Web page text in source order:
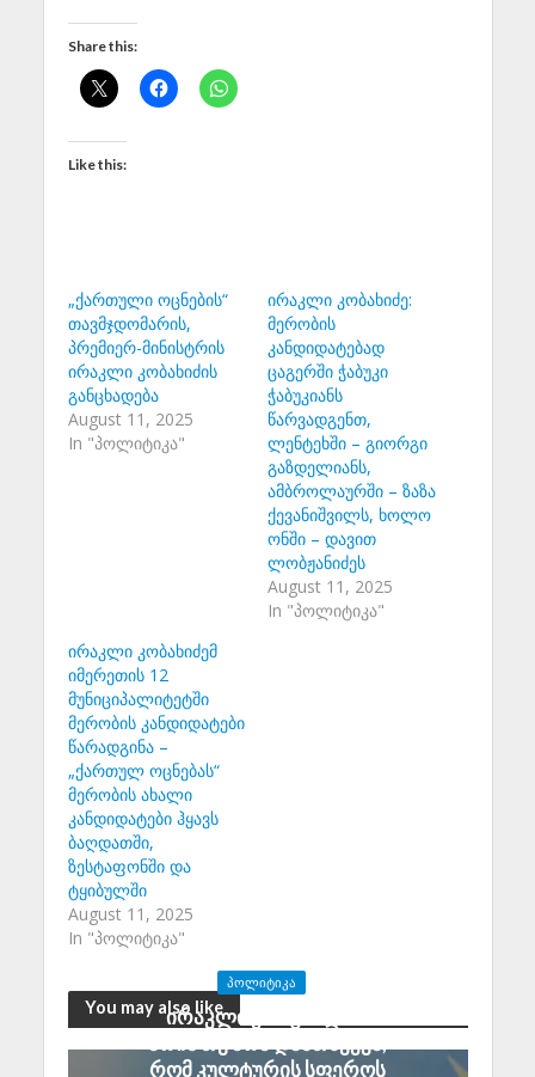
Share this:
Like this:
„ქართული ოცნების“
თავმჯდომარის,
პრემიერ-მინისტრის
ირაკლი კობახიძის
განცხადება
August 11, 2025
In "პოლიტიკა"
ირაკლი კობახიძე:
მერობის
კანდიდატებად
ცაგერში ჭაბუკი
ჭაბუკიანს
წარვადგენთ,
ლენტეხში – გიორგი
გაზდელიანს,
ამბროლაურში – ზაზა
ქევანიშვილს, ხოლო
ონში – დავით
ლობჟანიძეს
August 11, 2025
In "პოლიტიკა"
ირაკლი კობახიძემ
იმერეთის 12
მუნიციპალიტეტში
მერობის კანდიდატები
წარადგინა –
„ქართულ ოცნებას“
მერობის ახალი
კანდიდატები ჰყავს
ბაღდათში,
ზესტაფონში და
ტყიბულში
August 11, 2025
In "პოლიტიკა"
You may also like
ᲞᲝᲚᲘᲢᲘᲙᲐ
ირაკლი კირცხალია:
რომ კულტურის სფეროს